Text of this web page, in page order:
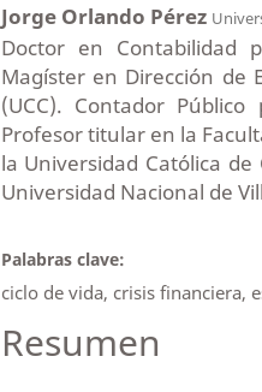
Jorge Orlando Pérez
Doctor en Contabilidad
Magíster en Dirección de
(UCC). Contador
Profesor titular en la
la Universidad Católica
Universidad Nacional de
Palabras clave:
ciclo de vida, crisis financiera,
Resumen